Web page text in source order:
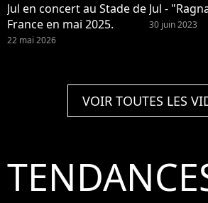
Jul en concert au Stade de
France en mai 2025.
22 mai 2026
Jul -
30 juin 2023
VOIR TOUTES LES